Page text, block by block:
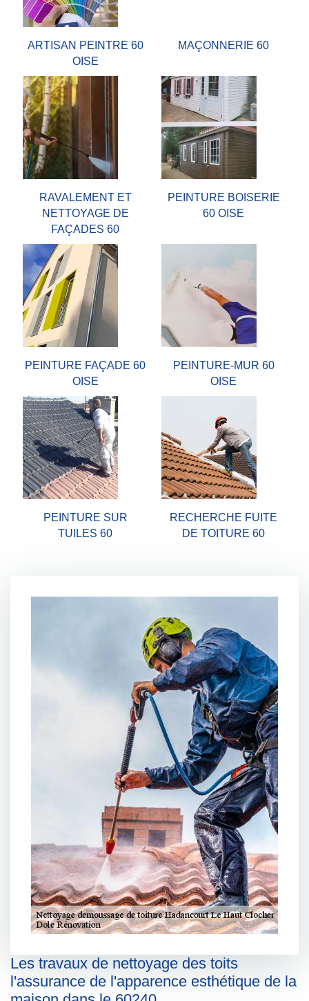
ARTISAN PEINTRE 60
OISE
MAÇONNERIE 60
RAVALEMENT ET
NETTOYAGE DE
FAÇADES 60
PEINTURE BOISERIE
60 OISE
PEINTURE FAÇADE 60
OISE
PEINTURE-MUR 60
OISE
PEINTURE SUR
TUILES 60
RECHERCHE FUITE
DE TOITURE 60
Les travaux de nettoyage des toits
l'assurance de l'apparence esthétique de la